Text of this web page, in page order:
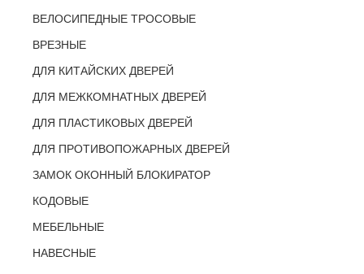
ВЕЛОСИПЕДНЫЕ ТРОСОВЫЕ
ВРЕЗНЫЕ
ДЛЯ КИТАЙСКИХ ДВЕРЕЙ
ДЛЯ МЕЖКОМНАТНЫХ ДВЕРЕЙ
ДЛЯ ПЛАСТИКОВЫХ ДВЕРЕЙ
ДЛЯ ПРОТИВОПОЖАРНЫХ ДВЕРЕЙ
ЗАМОК ОКОННЫЙ БЛОКИРАТОР
КОДОВЫЕ
МЕБЕЛЬНЫЕ
НАВЕСНЫЕ